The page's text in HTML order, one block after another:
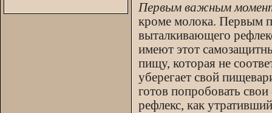
Первым важным
кроме молока. Первым
выталкивающего
имеют этот
пищу, которая не
уберегает свой
готов попробовать
рефлекс, как